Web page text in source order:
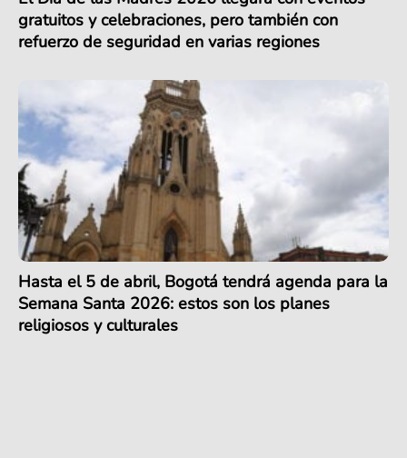
gratuitos y celebraciones, pero también con
refuerzo de seguridad en varias regiones
Hasta el 5 de abril, Bogotá tendrá agenda para la
Semana Santa 2026: estos son los planes
religiosos y culturales